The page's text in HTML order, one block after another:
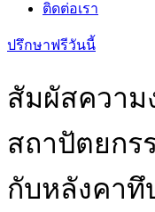
ติดต่อเรา
ปรึกษาฟรีวันนี้
สัมผัสความ
สถาปัตยกร
กับหลังคาทึ